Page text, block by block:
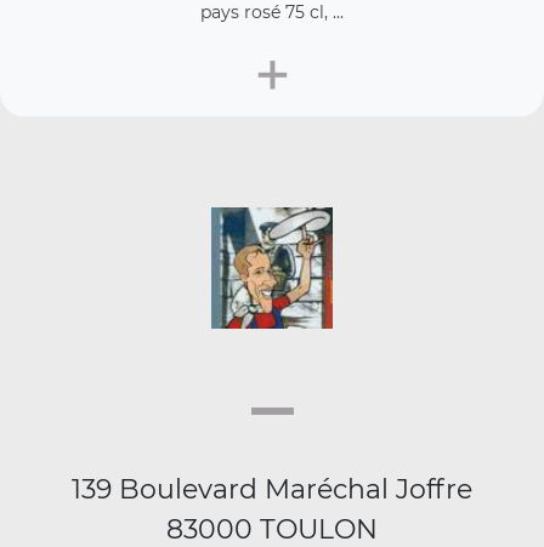
pays rosé 75 cl, ...
+
139 Boulevard Maréchal Joffre
83000 TOULON